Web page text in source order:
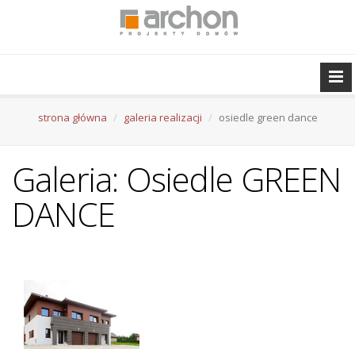
strona główna galeria realizacji osiedle green dance
Galeria: Osiedle GREEN
DANCE